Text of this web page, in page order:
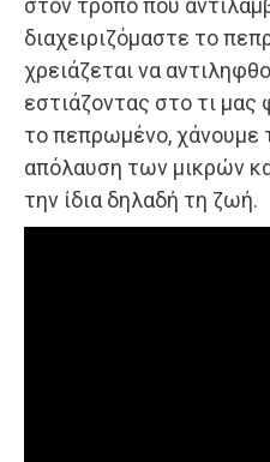
στον τρόπο που
διαχειριζόμαστε το
χρειάζεται να
εστιάζοντας στο τι μας
το πεπρωμένο, χάνουμε
απόλαυση των μικρών
την ίδια δηλαδή τη ζωή.